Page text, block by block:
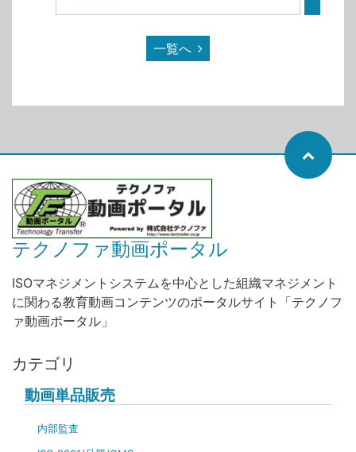
一覧へ
テクノファ動画ポータル
ISOマネジメントシステムを中心とした組織マネジメント
に関わる教育動画コンテンツのポータルサイト「テクノフ
ァ動画ポータル」
カテゴリ
動画単品販売
内部監査